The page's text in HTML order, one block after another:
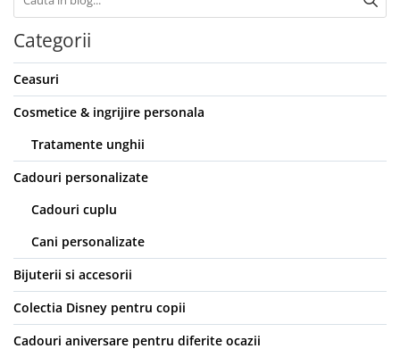
Cadouri copii 1 an
Cadouri craciun copii
Colectia Disney
Sticlă pentru apa Personalizată
Sepci personalizate
Lenjerii de pat pentru copii
Cadouri Cuplu
Fashion
Pijamale de dama
Pijamale de barbati
Halate si capoate
Pijamale
WINTER Collection
Categorii
Ceasuri
Cosmetice & ingrijire personala
Tratamente unghii
Cadouri personalizate
Cadouri cuplu
Cani personalizate
Bijuterii si accesorii
Colectia Disney pentru copii
Cadouri aniversare pentru diferite ocazii